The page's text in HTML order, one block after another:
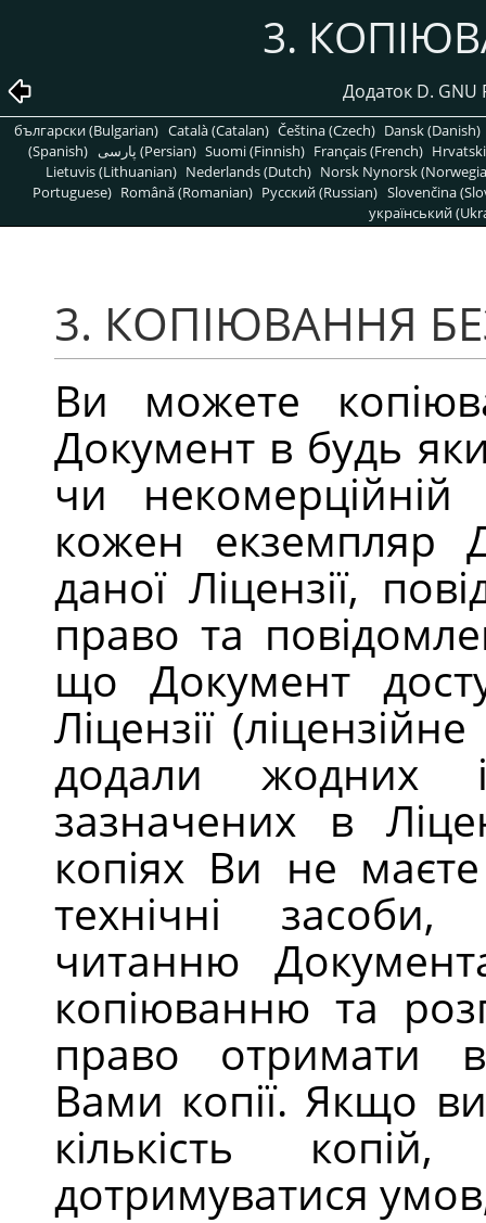
3.
Додаток D.
български (Bulgarian) Català (Catalan) Čeština (Czech) Dansk (Danish)
(Spanish)
پارسی (Persian) Suomi (Finnish) Français (French)
Lietuvis (Lithuanian) Nederlands (Dutch) Norsk Nynorsk
Portuguese) Română (Romanian) Pусский (Russian) Slovenčina
український
3. КОПІЮВАННЯ
Ви можете
Документ в будь
чи
кожен екземпляр
даної Ліцензії,
право та
що Документ
Ліцензії
додали
зазначених в
копіях Ви не
технічні
читанню
копіюванню та
право отримати
Вами копії. Якщо
кількість
дотримуватися